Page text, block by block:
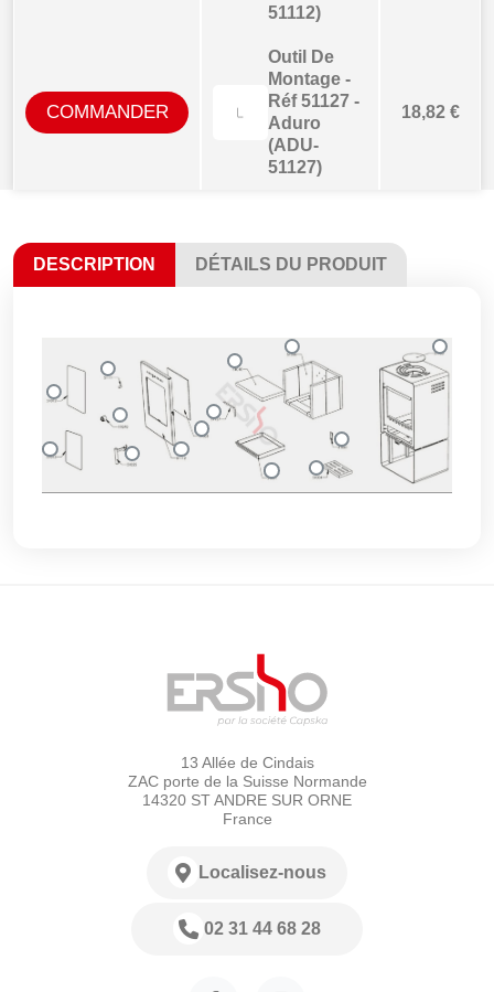
51112)
Outil De
Montage -
Réf 51127 -
Aduro
(ADU-
51127)
18,82 €
COMMANDER
DESCRIPTION DÉTAILS DU PRODUIT
13 Allée de Cindais
ZAC porte de la Suisse Normande
14320 ST ANDRE SUR ORNE
France
Localisez-nous
02 31 44 68 28